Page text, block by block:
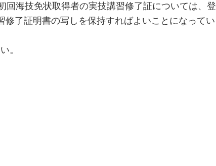
海技免状取得者の実技講習修了証については、登
了証明書の写しを保持すればよいことになってい
。